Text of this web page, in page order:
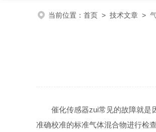
当前位置： 首页 > 技术文章 >
催化传感器zui常见的故障就是
准确校准的标准气体混合物进行检